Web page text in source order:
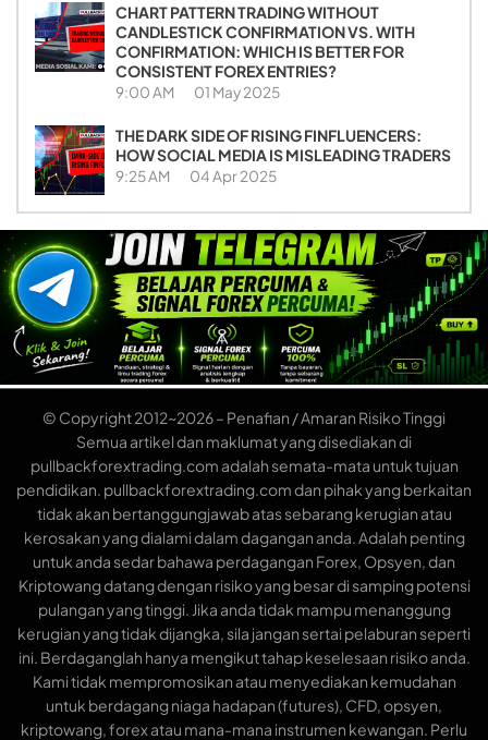
CHART PATTERN TRADING WITHOUT
CANDLESTICK CONFIRMATION VS. WITH
CONFIRMATION: WHICH IS BETTER FOR
CONSISTENT FOREX ENTRIES?
9:00 AM 01 May 2025
THE DARK SIDE OF RISING FINFLUENCERS:
HOW SOCIAL MEDIA IS MISLEADING TRADERS
9:25 AM 04 Apr 2025
© Copyright 2012~2026 – Penafian / Amaran Risiko Tinggi
Semua artikel dan maklumat yang disediakan di
pullbackforextrading.com adalah semata-mata untuk tujuan
pendidikan. pullbackforextrading.com dan pihak yang berkaitan
tidak akan bertanggungjawab atas sebarang kerugian atau
kerosakan yang dialami dalam dagangan anda. Adalah penting
untuk anda sedar bahawa perdagangan Forex, Opsyen, dan
Kriptowang datang dengan risiko yang besar di samping potensi
pulangan yang tinggi. Jika anda tidak mampu menanggung
kerugian yang tidak dijangka, sila jangan sertai pelaburan seperti
ini. Berdaganglah hanya mengikut tahap keselesaan risiko anda.
Kami tidak mempromosikan atau menyediakan kemudahan
untuk berdagang niaga hadapan (futures), CFD, opsyen,
kriptowang, forex atau mana-mana instrumen kewangan. Perlu